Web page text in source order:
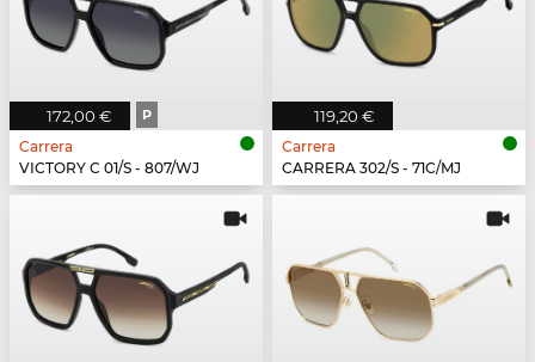
172,00 € P
Carrera
VICTORY C 01/S - 807/WJ
119,20 €
Carrera
CARRERA 302/S - 71C/MJ